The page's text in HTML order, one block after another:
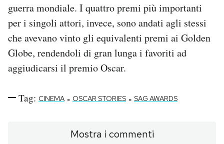
guerra mondiale. I quattro premi più importanti
per i singoli attori, invece, sono andati agli stessi
che avevano vinto gli equivalenti premi ai Golden
Globe, rendendoli di gran lunga i favoriti ad
aggiudicarsi il premio Oscar.
Tag: CINEMA - OSCAR STORIES - SAG AWARDS
Mostra i commenti